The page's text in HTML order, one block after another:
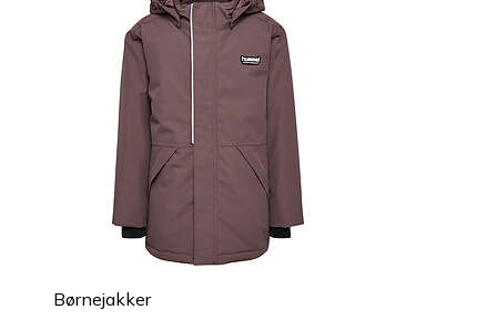
Børnejakker